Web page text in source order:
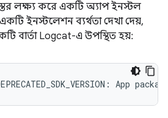
লক্ষ্য করে একটি অ্যাপ ইনস্টল
ইনস্টলেশন ব্যর্থতা দেখা দেয়,
বার্তা Logcat-এ উপস্থিত হয়: